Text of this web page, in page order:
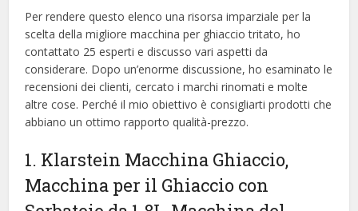
Per rendere questo elenco una risorsa imparziale per la
scelta della migliore macchina per ghiaccio tritato, ​​ho
contattato 25 esperti e discusso vari aspetti da
considerare. Dopo un’enorme discussione, ho esaminato le
recensioni dei clienti, cercato i marchi rinomati e molte
altre cose. Perché il mio obiettivo è consigliarti prodotti che
abbiano un ottimo rapporto qualità-prezzo.
1. Klarstein Macchina Ghiaccio,
Macchina per il Ghiaccio con